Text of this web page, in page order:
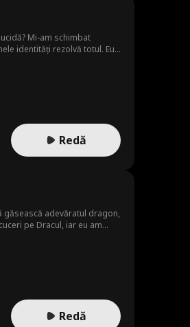
Mi-am schimbat
identități rezolvă totul. Eu
Redă
găsească adevăratul dragon,
pe Dracul, iar eu am
Redă